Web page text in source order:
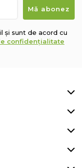
și sunt de acord cu
confidențialitate